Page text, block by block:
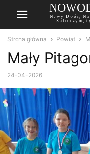
Nowy Dwór,
Zalroczym,
Strona główna Powiat
Mały
24-04-2026